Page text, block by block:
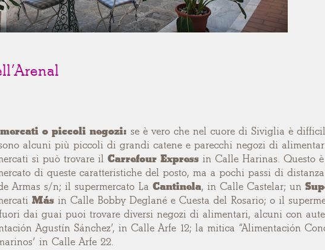
o piccoli negozi: se è vero che nel cuore di Siviglia è
alcuni più piccoli di grandi catene e parecchi negozi di
si può trovare il Carrefour Express in Calle Harinas. Questo
di queste caratteristiche del posto, ma a pochi passi di
Armas s/n; il supermercato La Cantinela, in Calle Castelar; un
Más in Calle Bobby Deglané e Cuesta del Rosario; o il
dai guai puoi trovare diversi negozi di alimentari, alcuni con
Agustín Sánchez’, in Calle Arfe 12; la mitica “Alimentación
in Calle Arfe 22.